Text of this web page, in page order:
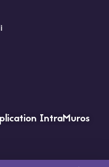
IntraMuros